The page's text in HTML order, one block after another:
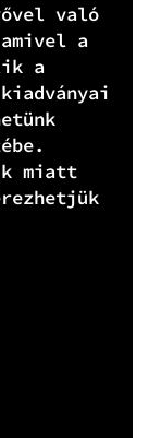
való
a
a
miatt